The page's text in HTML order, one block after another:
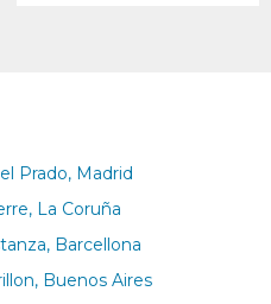
Prado, Madrid
La Coruña
Barcellona
Buenos Aires